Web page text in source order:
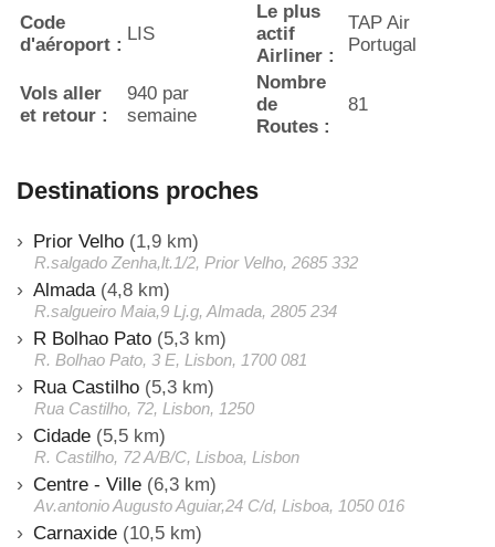
Code
d'aéroport :
LIS
Le plus
actif
Airliner :
TAP Air
Portugal
Vols aller
et retour :
940 par
semaine
Nombre
de
Routes :
81
Destinations proches
Prior Velho (1,9 km)
R.salgado Zenha,lt.1/2, Prior Velho, 2685 332
Almada(4,8 km)
R.salgueiro Maia,9 Lj.g, Almada, 2805 234
R Bolhao Pato (5,3 km)
R. Bolhao Pato, 3 E, Lisbon, 1700 081
Rua Castilho (5,3 km)
Rua Castilho, 72, Lisbon, 1250
Cidade (5,5 km)
R. Castilho, 72 A/B/C, Lisboa, Lisbon
Centre - Ville (6,3 km)
Av.antonio Augusto Aguiar,24 C/d, Lisboa, 1050 016
Carnaxide (10,5 km)